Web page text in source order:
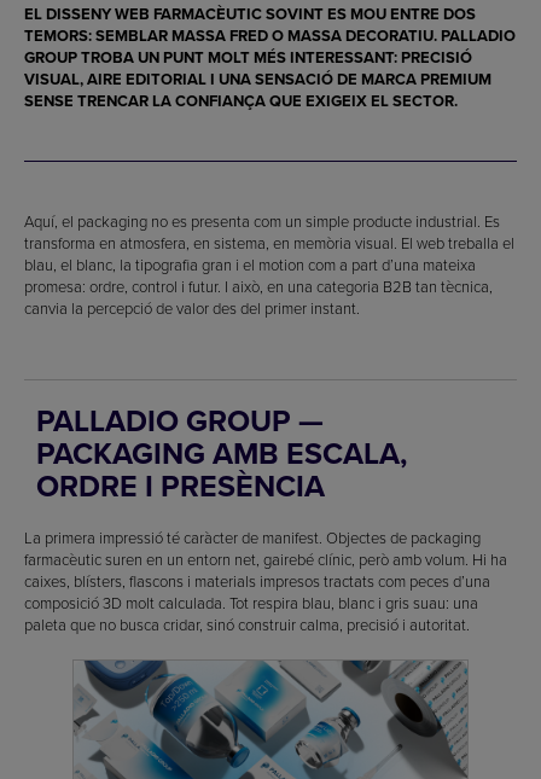
EL DISSENY WEB FARMACÈUTIC SOVINT ES MOU ENTRE DOS
TEMORS: SEMBLAR MASSA FRED O MASSA DECORATIU. PALLADIO
GROUP TROBA UN PUNT MOLT MÉS INTERESSANT: PRECISIÓ
VISUAL, AIRE EDITORIAL I UNA SENSACIÓ DE MARCA PREMIUM
SENSE TRENCAR LA CONFIANÇA QUE EXIGEIX EL SECTOR.
Aquí, el packaging no es presenta com un simple producte industrial. Es
transforma en atmosfera, en sistema, en memòria visual. El web treballa el
blau, el blanc, la tipografia gran i el motion com a part d’una mateixa
promesa: ordre, control i futur. I això, en una categoria B2B tan tècnica,
canvia la percepció de valor des del primer instant.
PALLADIO GROUP —
PACKAGING AMB ESCALA,
ORDRE I PRESÈNCIA
La primera impressió té caràcter de manifest. Objectes de packaging
farmacèutic suren en un entorn net, gairebé clínic, però amb volum. Hi ha
caixes, blísters, flascons i materials impresos tractats com peces d’una
composició 3D molt calculada. Tot respira blau, blanc i gris suau: una
paleta que no busca cridar, sinó construir calma, precisió i autoritat.